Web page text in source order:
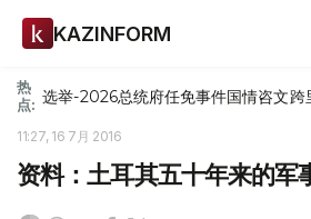
KAZINFORM
热
点: 选举-2026总统府任免事件国情咨文跨
11:27, 16 7月 2016
资料：土耳其五十年来的军